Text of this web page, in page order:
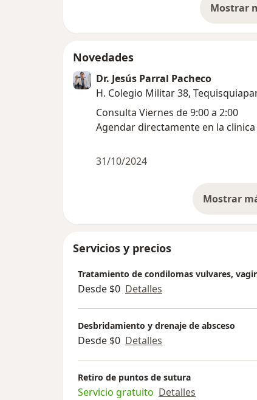
Mostrar
Novedades
Dr. Jesús Parral Pacheco
H. Colegio Militar 38,
Consulta Viernes de 9:00 a 2:00
Agendar directamente en la clinica
31/10/2024
Servicios y precios
Tratamiento de condilomas vulvares,
Desde $0 Detalles
Desbridamiento y drenaje de absceso
Desde $0 Detalles
Retiro de puntos de sutura
Servicio gratuito Detalles